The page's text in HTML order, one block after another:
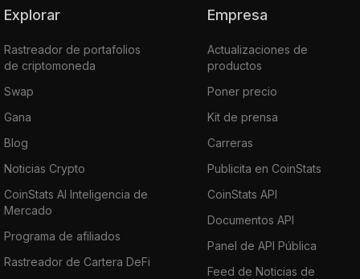
Explorar
Rastreador de portafolios
de criptomoneda
Swap
Gana
Blog
Noticias Crypto
CoinStats AI Inteligencia de
Mercado
Programa de afiliados
Rastreador de Cartera DeFi
Empresa
Actualizaciones de
productos
Poner precio
Kit de prensa
Carreras
Publicita en CoinStats
CoinStats API
Documentos API
Panel de API Pública
Feed de Noticias de